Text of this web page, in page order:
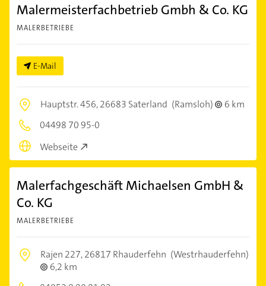
Malermeisterfachbetrieb Gmbh & Co. KG
MALERBETRIEBE
E-Mail
Hauptstr. 456,26683 Saterland (Ramsloh)
6 km
04498 70 95-0
Webseite
Malerfachgeschäft Michaelsen GmbH &
Co. KG
MALERBETRIEBE
Rajen 227,26817 Rhauderfehn (Westrhauderfehn)
6,2 km